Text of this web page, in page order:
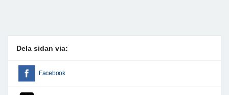
Dela sidan via:
Facebook